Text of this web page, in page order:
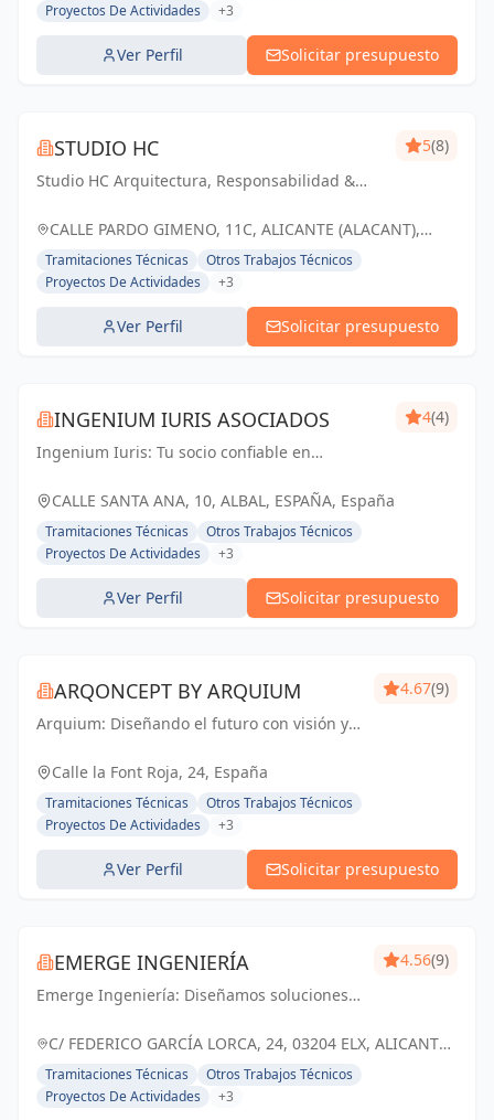
Proyectos De Actividades
+3
Ver Perfil Solicitar presupuesto
STUDIO HC
Studio HC Arquitectura, Responsabilidad &
5(8)
CALLE PARDO GIMENO, 11C, ALICANTE (ALACANT),
ESPAÑA, España
Tramitaciones Técnicas
Otros Trabajos Técnicos
Proyectos De Actividades
+3
Ver Perfil Solicitar presupuesto
INGENIUM IURIS ASOCIADOS
Ingenium Iuris: Tu socio confiable en
Soluciones profesionales para proyectos
4(4)
CALLE SANTA ANA, 10, ALBAL, ESPAÑA, España
Tramitaciones Técnicas
Otros Trabajos Técnicos
Proyectos De Actividades
+3
Ver Perfil Solicitar presupuesto
ARQONCEPT BY ARQUIUM
Arquium: Diseñando el futuro con visión y
espacios en San Juan y Alicante.
4.67(9)
Calle la Font Roja, 24, España
Tramitaciones Técnicas
Otros Trabajos Técnicos
Proyectos De Actividades
+3
Ver Perfil Solicitar presupuesto
EMERGE INGENIERÍA
Emerge Ingeniería: Diseñamos soluciones
realidad. Ingeniería y arquitectura en Elche
4.56(9)
C/ FEDERICO GARCÍA LORCA, 24, 03204 ELX, ALICANTE,
ESPAÑA, España
Tramitaciones Técnicas
Otros Trabajos Técnicos
Proyectos De Actividades
+3